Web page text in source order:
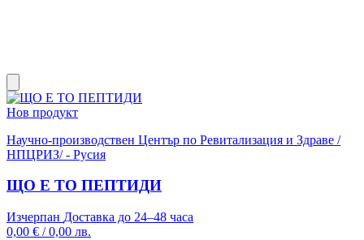
Нов продукт
Научно-производствен Център по Ревитализация и Здраве /
НПЦРИЗ/ - Русия
ЩО Е ТО ПЕПТИДИ
Изчерпан Доставка до 24–48 часа
0,00 € / 0,00 лв.